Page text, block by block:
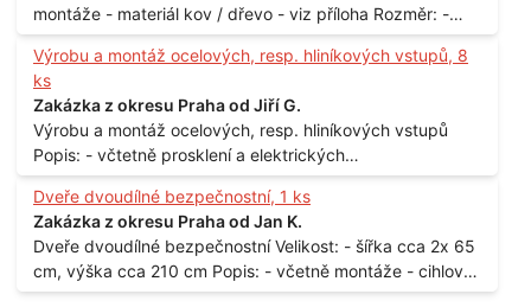
montáže - materiál kov / dřevo - viz příloha Rozměr: -
150 x 122 cm Lokalita: - Senohraby Nabídky na e-mail.
Výrobu a montáž ocelových, resp. hliníkových vstupů, 8
ks
Zakázka z okresu Praha od Jiří G.
Výrobu a montáž ocelových, resp. hliníkových vstupů
Popis: - včtetně prosklení a elektrických
samozamýkacích zámků pro panelový dům - jedná se o
vchodové dveře umístěné v zarámovaném a proskleném
portálu - předmětem dodávky bude i demontáž
stávajících a už nevyhovujících prosklených,
umělohmotných vstupů Množství: - 8 ks Lokalita: - 7, 9,
Dveře dvoudílné bezpečnostní, 1 ks
Zakázka z okresu Praha od Jan K.
Dveře dvoudílné bezpečnostní Velikost: - šířka cca 2x 65
cm, výška cca 210 cm Popis: - včetně montáže - cihlový
dům, 2. patro - vchod z chodby - rozměry bez zárubní